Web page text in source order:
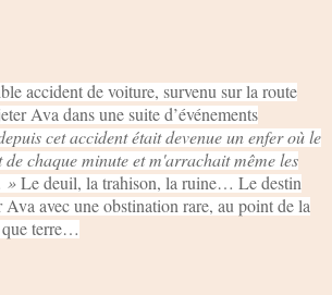
accident de voiture, survenu sur la route
Ava dans une suite d’événements
cet accident était devenue un enfer où le
chaque minute et m'arrachait même les
»Le deuil, la trahison, la ruine… Le destin
Ava avec une obstination rare, au point de la
que terre…